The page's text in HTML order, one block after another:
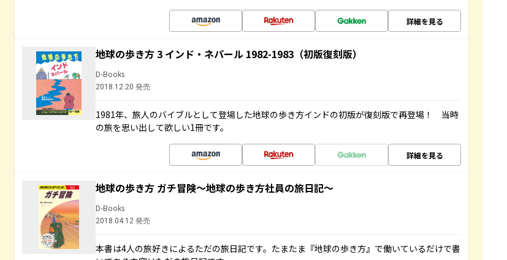
詳細を見る
地球の歩き方 3 インド・ネパール 1982-1983（初版復刻版）
D-Books
2018.12.20 発売
1981年、旅人のバイブルとして登場した地球の歩き方インドの初版が復刻版で再登場！ 当時
の旅を思い出して欲しい1冊です。
詳細を見る
地球の歩き方 ガチ冒険～地球の歩き方社員の旅日記～
D-Books
2018.04.12 発売
本書は4人の旅好きによるただの旅日記です。たまたま『地球の歩き方』で働いているだけで書